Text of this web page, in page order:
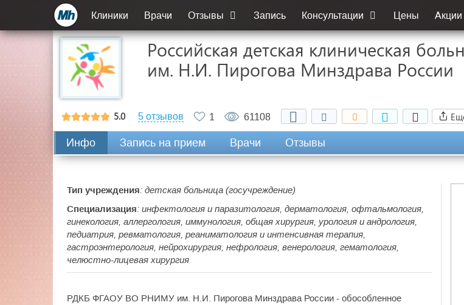
Клиники Врачи Отзывы Запись Консультации Цены Акции
Российская детская клиническая
им. Н.И. Пирогова Минздрава России
5.0 5 отзывов 1 61108
Инфо Запись на прием Врачи Отзывы
Тип учреждения: детская больница (госучреждение)
Специализация: инфектология и паразитология, дерматология, офтальмология,
гинекология, аллергология, иммунология, общая хирургия, урология и андрология,
педиатрия, ревматология, реаниматология и интенсивная терапия,
гастроэнтерология, нейрохирургия, нефрология, венерология, гематология,
челюстно-лицевая хирургия
РДКБ ФГАОУ ВО РНИМУ им. Н.И. Пирогова Минздрава России - обособленное